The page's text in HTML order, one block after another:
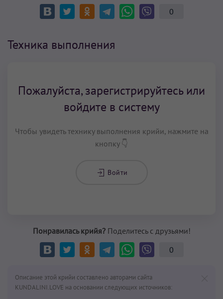
0
Техника выполнения
Пожалуйста, зарегистрируйтесь или
войдите в систему
Чтобы увидеть технику выполнения крийи, нажмите на
кнопку 👇
Войти
Понравилась крийя?Поделитесь с друзьями!
0
Описание этой крийи составлено авторами сайта
KUNDALINI.LOVE на основании следующих источников: